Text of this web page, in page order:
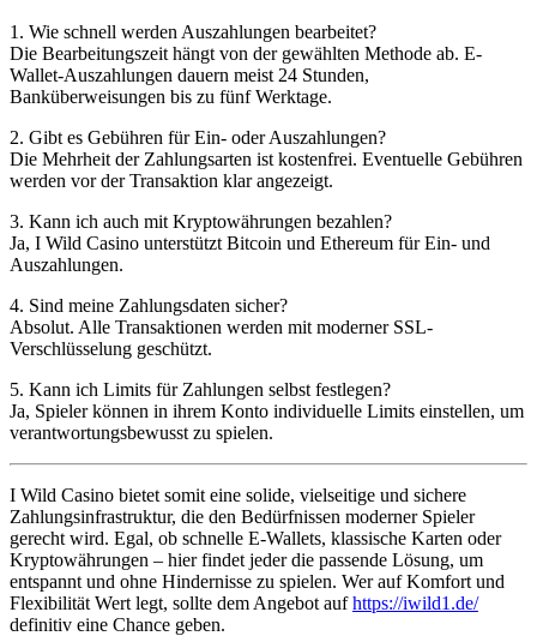
1. Wie schnell werden Auszahlungen bearbeitet?
Die Bearbeitungszeit hängt von der gewählten Methode ab. E-
Wallet-Auszahlungen dauern meist 24 Stunden,
Banküberweisungen bis zu fünf Werktage.
2. Gibt es Gebühren für Ein- oder Auszahlungen?
Die Mehrheit der Zahlungsarten ist kostenfrei. Eventuelle Gebühren
werden vor der Transaktion klar angezeigt.
3. Kann ich auch mit Kryptowährungen bezahlen?
Ja, I Wild Casino unterstützt Bitcoin und Ethereum für Ein- und
Auszahlungen.
4. Sind meine Zahlungsdaten sicher?
Absolut. Alle Transaktionen werden mit moderner SSL-
Verschlüsselung geschützt.
5. Kann ich Limits für Zahlungen selbst festlegen?
Ja, Spieler können in ihrem Konto individuelle Limits einstellen, um
verantwortungsbewusst zu spielen.
I Wild Casino bietet somit eine solide, vielseitige und sichere
Zahlungsinfrastruktur, die den Bedürfnissen moderner Spieler
gerecht wird. Egal, ob schnelle E-Wallets, klassische Karten oder
Kryptowährungen – hier findet jeder die passende Lösung, um
entspannt und ohne Hindernisse zu spielen. Wer auf Komfort und
Flexibilität Wert legt, sollte dem Angebot aufhttps://iwild1.de/
definitiv eine Chance geben.